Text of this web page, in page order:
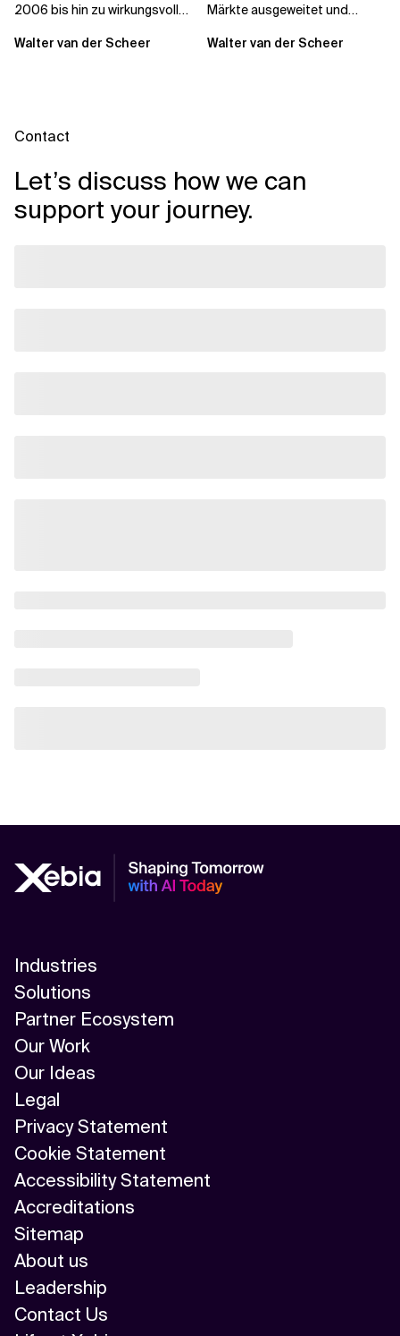
2006 bis hin zu wirkungsvollen
technischer Strenge...
Walter van der Scheer
Märkte ausgeweitet und
KI-Transformationen...
Walter van der Scheer
Contact
Let’s discuss how we can
support your journey.
Industries
Solutions
Partner Ecosystem
Our Work
Our Ideas
Legal
Privacy Statement
Cookie Statement
Accessibility Statement
Accreditations
Sitemap
About us
Leadership
Contact Us